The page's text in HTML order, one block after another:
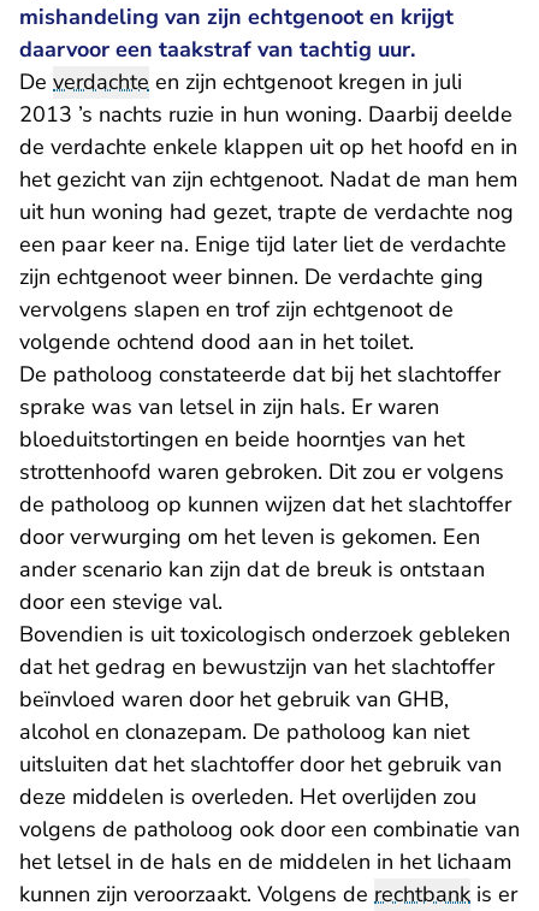
mishandeling van zijn echtgenoot en krijgt
daarvoor een taakstraf van tachtig uur.
De verdachte en zijn echtgenoot kregen in juli
2013 ’s nachts ruzie in hun woning. Daarbij deelde
de verdachte enkele klappen uit op het hoofd en in
het gezicht van zijn echtgenoot. Nadat de man hem
uit hun woning had gezet, trapte de verdachte nog
een paar keer na. Enige tijd later liet de verdachte
zijn echtgenoot weer binnen. De verdachte ging
vervolgens slapen en trof zijn echtgenoot de
volgende ochtend dood aan in het toilet.
De patholoog constateerde dat bij het slachtoffer
sprake was van letsel in zijn hals. Er waren
bloeduitstortingen en beide hoorntjes van het
strottenhoofd waren gebroken. Dit zou er volgens
de patholoog op kunnen wijzen dat het slachtoffer
door verwurging om het leven is gekomen. Een
ander scenario kan zijn dat de breuk is ontstaan
door een stevige val.
Bovendien is uit toxicologisch onderzoek gebleken
dat het gedrag en bewustzijn van het slachtoffer
beïnvloed waren door het gebruik van GHB,
alcohol en clonazepam. De patholoog kan niet
uitsluiten dat het slachtoffer door het gebruik van
deze middelen is overleden. Het overlijden zou
volgens de patholoog ook door een combinatie van
het letsel in de hals en de middelen in het lichaam
kunnen zijn veroorzaakt. Volgens de rechtbank is er